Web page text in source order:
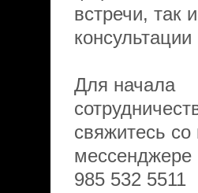
встречи, так
консультации
Для начала
свяжитесь
мессенджере
985 532 5511